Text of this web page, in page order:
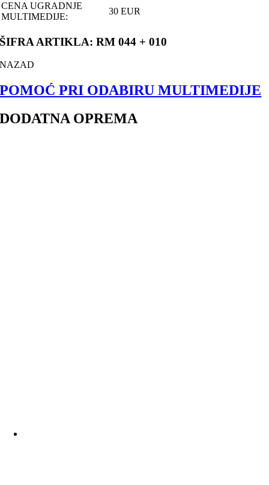
CENA UGRADNJE
MULTIMEDIJE:
30 EUR
ŠIFRA ARTIKLA: RM 044 + 010
NAZAD
POMOĆ PRI ODABIRU MULTIMEDIJE
DODATNA OPREMA